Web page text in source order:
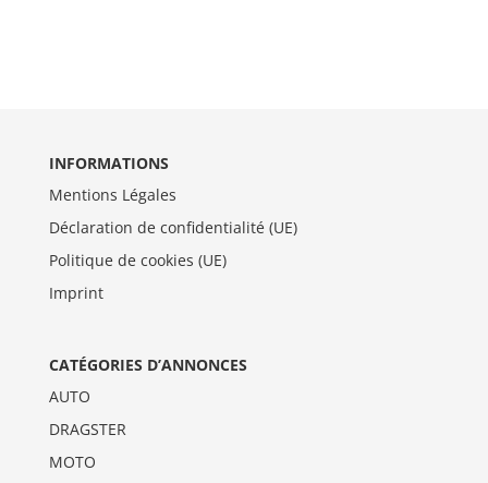
INFORMATIONS
Mentions Légales
Déclaration de confidentialité (UE)
Politique de cookies (UE)
Imprint
CATÉGORIES D’ANNONCES
AUTO
DRAGSTER
MOTO